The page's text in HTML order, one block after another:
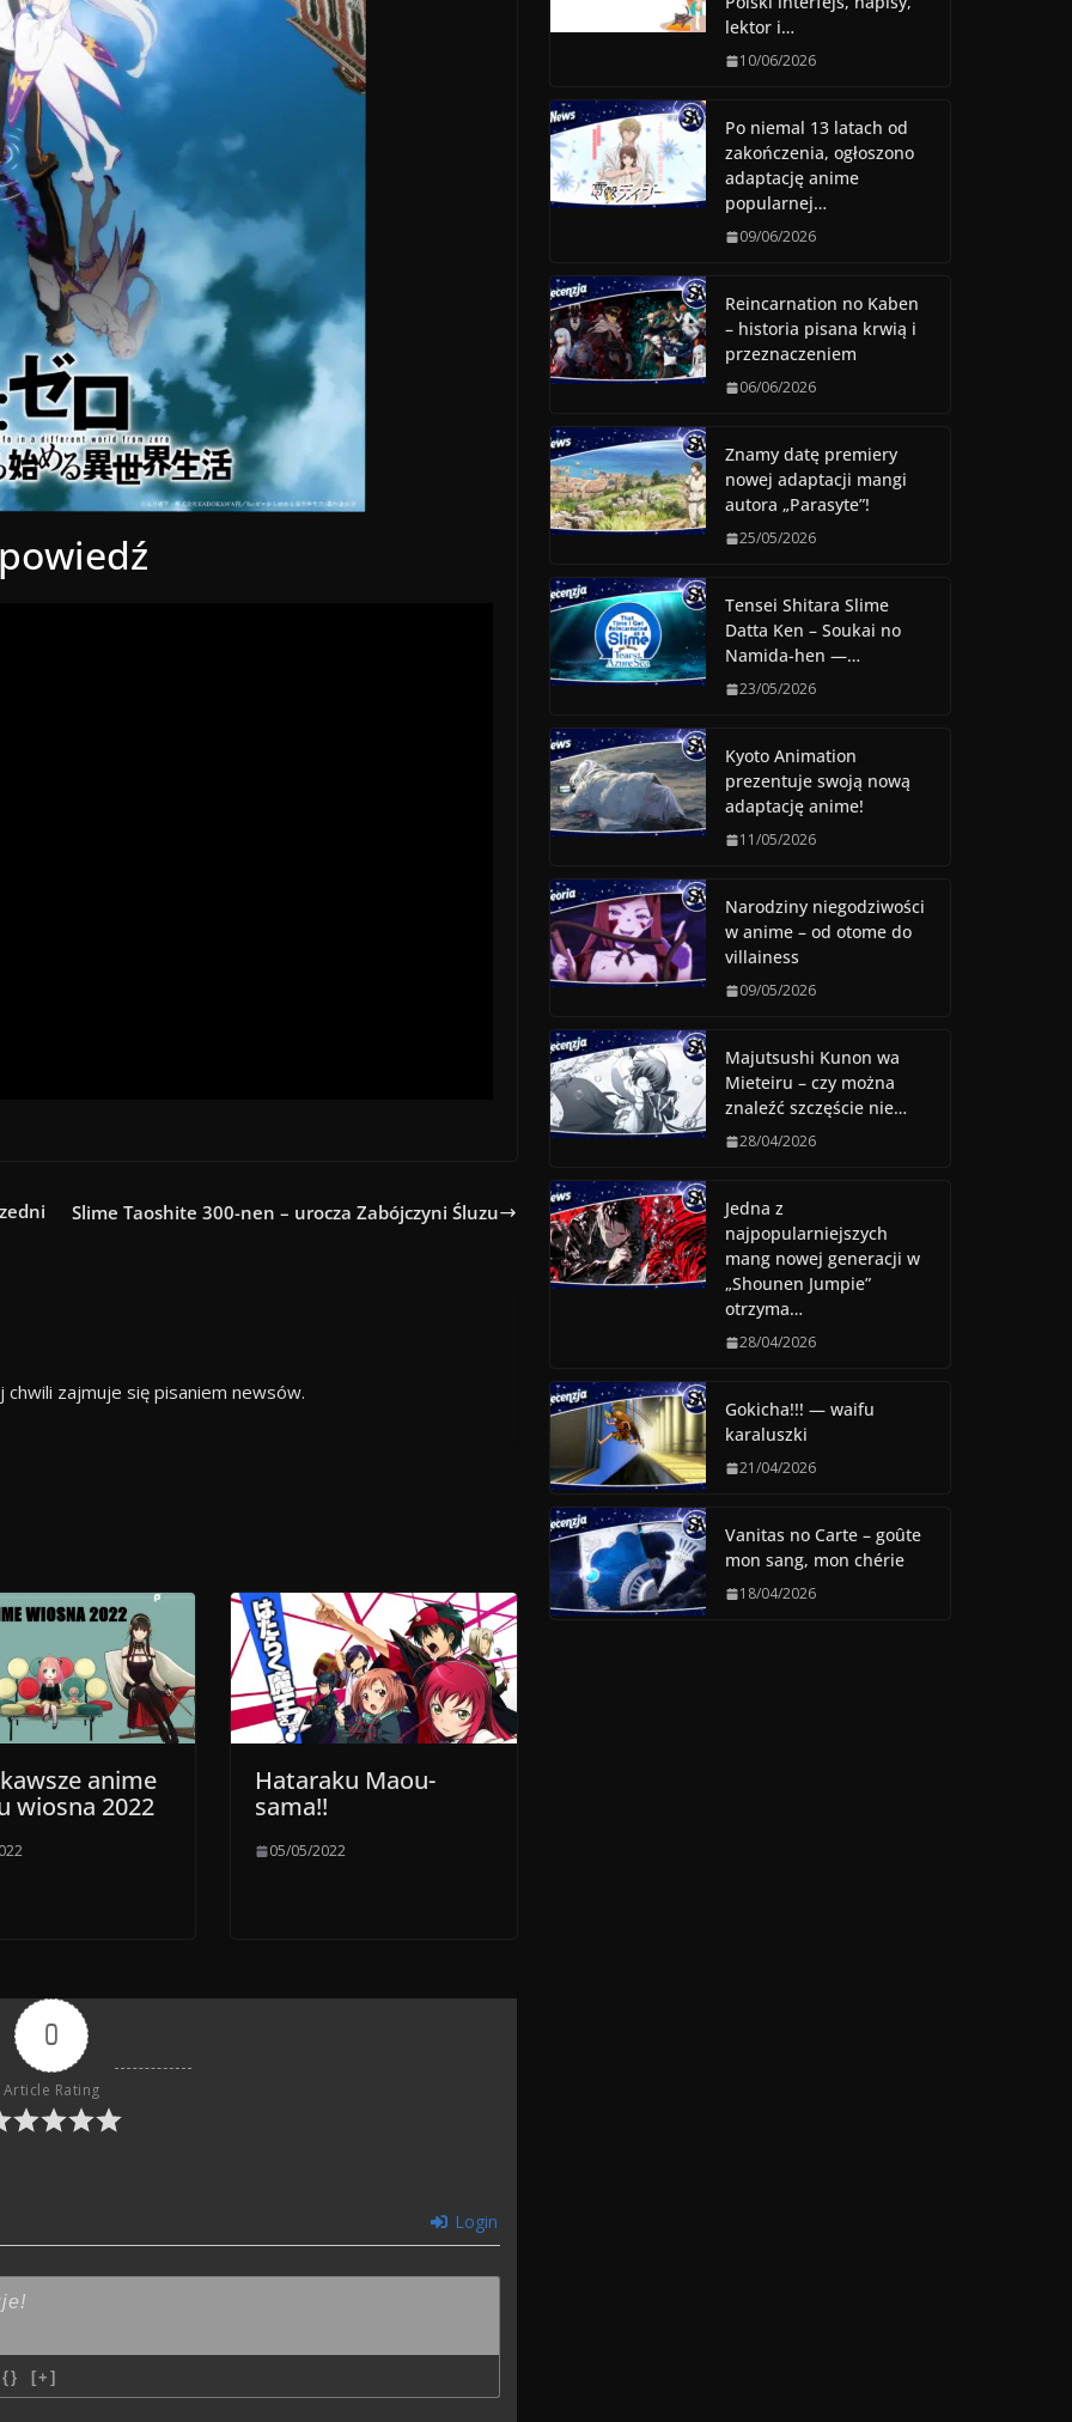
Slime Taoshite 300-nen – urocza Zabójczyni Śluzu
zajmuje się pisaniem newsów.
anime
wiosna 2022
Hataraku Maou-
sama!!
05/05/2022
0
Article Rating
Login
{} [+]
lektor i…
10/06/2026
Po niemal 13 latach od
zakończenia, ogłoszono
adaptację anime
popularnej…
09/06/2026
Reincarnation no Kaben
– historia pisana krwią i
przeznaczeniem
06/06/2026
Znamy datę premiery
nowej adaptacji mangi
autora „Parasyte”!
25/05/2026
Tensei Shitara Slime
Datta Ken – Soukai no
Namida-hen —…
23/05/2026
Kyoto Animation
prezentuje swoją nową
adaptację anime!
11/05/2026
Narodziny niegodziwości
w anime – od otome do
villainess
09/05/2026
Majutsushi Kunon wa
Mieteiru – czy można
znaleźć szczęście nie…
28/04/2026
Jedna z
najpopularniejszych
mang nowej generacji w
„Shounen Jumpie”
otrzyma…
28/04/2026
Gokicha!!! — waifu
karaluszki
21/04/2026
Vanitas no Carte – goûte
mon sang, mon chérie
18/04/2026